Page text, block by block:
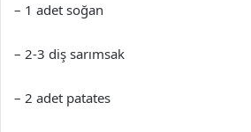
– 1 adet soğan
– 2-3 diş sarımsak
– 2 adet patates